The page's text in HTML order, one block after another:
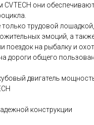
CVTECH они
только трудовой
эмоций, а
поездок на рыбалку и
дороги общего
двигатель
конструкции